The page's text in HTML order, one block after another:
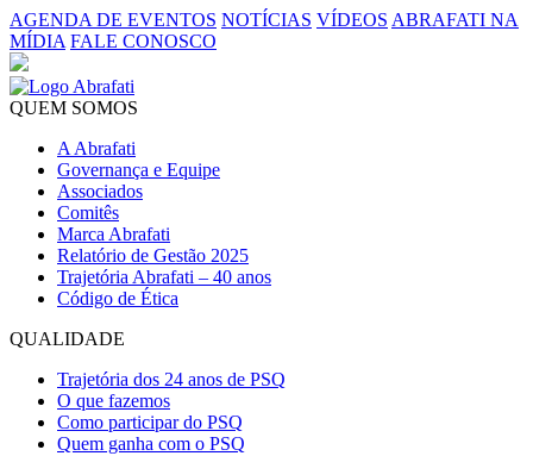
AGENDA DE EVENTOS NOTÍCIAS VÍDEOS ABRAFATI NA
MÍDIA FALE CONOSCO
QUEM SOMOS
A Abrafati
Governança e Equipe
Associados
Comitês
Marca Abrafati
Relatório de Gestão 2025
Trajetória Abrafati – 40 anos
Código de Ética
QUALIDADE
Trajetória dos 24 anos de PSQ
O que fazemos
Como participar do PSQ
Quem ganha com o PSQ